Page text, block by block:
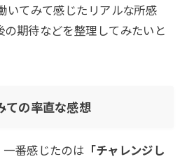
いてみて感じたリアルな所感
期待などを整理してみたいと
ての率直な感想
番感じたのは 「チャレンジし